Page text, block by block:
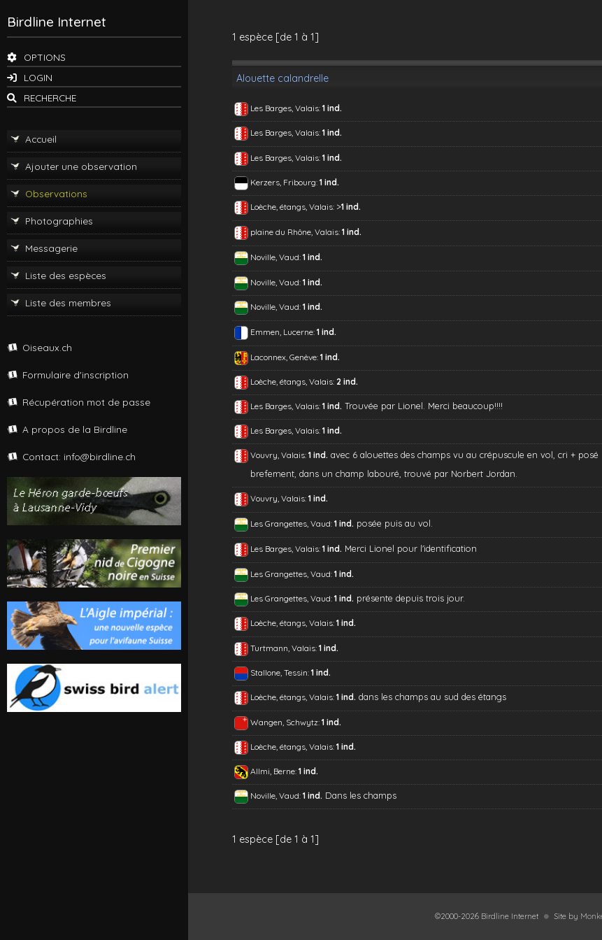
Birdline Internet
OPTIONS
LOGIN
RECHERCHE
Accueil
Ajouter une observation
Observations
Photographies
Messagerie
Liste des espèces
Liste des membres
Oiseaux.ch
Formulaire d'inscription
Récupération mot de passe
A propos de la Birdline
Contact: info@birdline.ch
1 espèce [de 1 à 1]
Alouette calandrelle
Les Barges, Valais: 1 ind.
Les Barges, Valais: 1 ind.
Les Barges, Valais: 1 ind.
Kerzers, Fribourg: 1 ind.
Loèche, étangs, Valais: >1 ind.
plaine du Rhône, Valais: 1 ind.
Noville, Vaud: 1 ind.
Noville, Vaud: 1 ind.
Noville, Vaud: 1 ind.
Emmen, Lucerne: 1 ind.
Laconnex, Genève: 1 ind.
Loèche, étangs, Valais: 2 ind.
Les Barges, Valais: 1 ind. Trouvée par Lionel. Merci beaucoup!!!!
Les Barges, Valais: 1 ind.
Vouvry, Valais: 1 ind. avec 6 alouettes des champs vu au crépuscule en vol, cri + posé
brefement, dans un champ labouré, trouvé par Norbert Jordan.
Vouvry, Valais: 1 ind.
Les Grangettes, Vaud: 1 ind. posée puis au vol.
Les Barges, Valais: 1 ind. Merci Lionel pour l'identification
Les Grangettes, Vaud: 1 ind.
Les Grangettes, Vaud: 1 ind. présente depuis trois jour.
Loèche, étangs, Valais: 1 ind.
Turtmann, Valais: 1 ind.
Stallone, Tessin: 1 ind.
Loèche, étangs, Valais: 1 ind. dans les champs au sud des étangs
Wangen, Schwytz: 1 ind.
Loèche, étangs, Valais: 1 ind.
Allmi, Berne: 1 ind.
Noville, Vaud: 1 ind. Dans les champs
1 espèce [de 1 à 1]
©2000-2026 Birdline Internet Site by